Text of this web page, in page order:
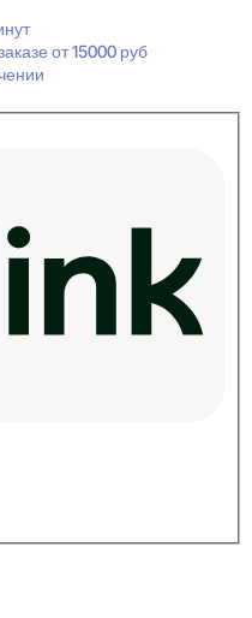
от 15000 руб